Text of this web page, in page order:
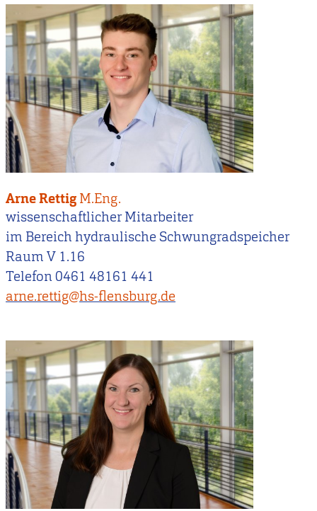
Arne Rettig M.Eng.
wissenschaftlicher Mitarbeiter
im Bereich hydraulische Schwungradspeicher
Raum V 1.16
Telefon 0461 48161 441
arne.rettig@hs-flensburg.de